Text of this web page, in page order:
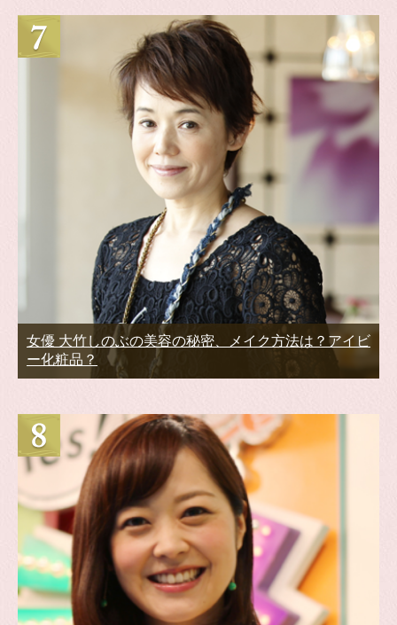
女優 大竹しのぶの美容の秘密、メイク方法は？アイビ
ー化粧品？